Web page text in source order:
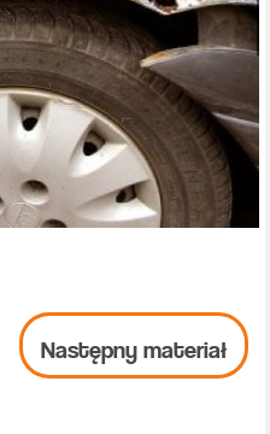
Następny materiał